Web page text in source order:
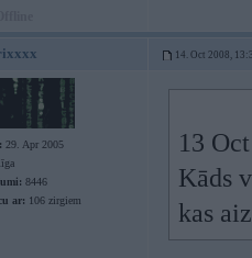
14. Oct 2008,
29. Apr 2005
8446
ar: 106 zirgiem
13
Kāds
kas